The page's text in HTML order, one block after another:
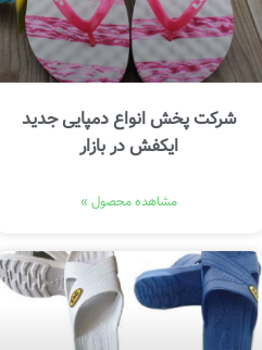
شرکت پخش انواع دمپایی جدید
ایکفش در بازار
مشاهده محصول »